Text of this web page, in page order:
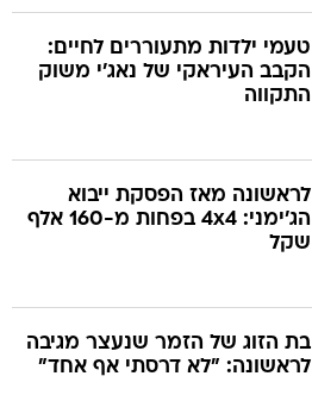
טעמי ילדות מתעוררים לחיים:
הקבב העיראקי של נאג׳י משוק
התקווה
לראשונה מאז הפסקת ייבוא
הג'ימני: 4x4 בפחות מ-160 אלף
שקל
בת הזוג של הזמר שנעצר מגיבה
לראשונה: "לא דרסתי אף אחד"